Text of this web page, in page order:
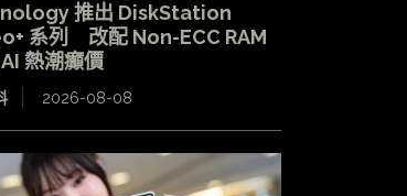
推出 DiskStation
系列 改配 Non-ECC RAM
熱潮癲價
2026-08-08